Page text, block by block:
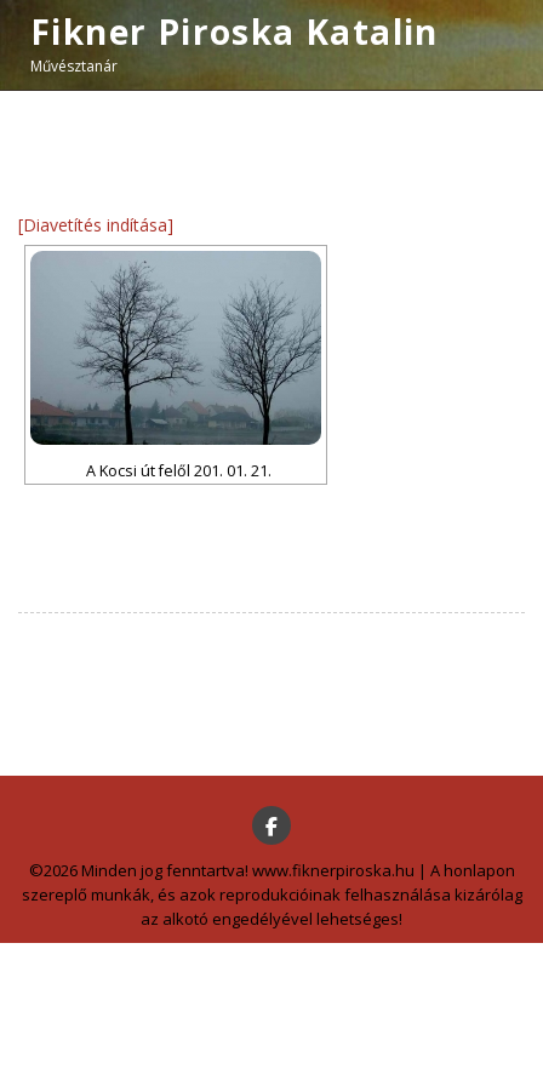
Fikner Piroska Katalin
Művésztanár
[Diavetítés indítása]
A Kocsi út felől 201. 01. 21.
©2026 Minden jog fenntartva! www.fiknerpiroska.hu | A honlapon
szereplő munkák, és azok reprodukcióinak felhasználása kizárólag
az alkotó engedélyével lehetséges!